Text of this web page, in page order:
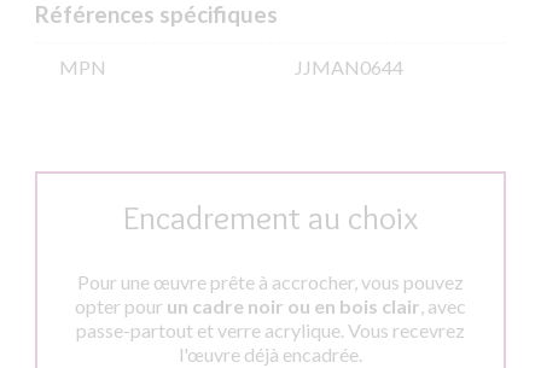
Références spécifiques
MPN JJMAN0644
Encadrement au choix
Pour une œuvre prête à accrocher, vous pouvez
opter pour un cadre noir ou en bois clair, avec
passe-partout et verre acrylique. Vous recevrez
l'œuvre déjà encadrée.